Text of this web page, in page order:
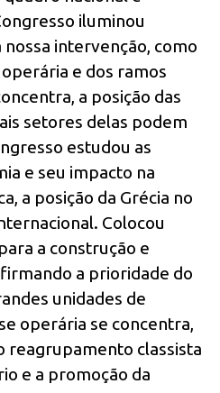
iluminou
intervenção, como
e dos ramos
a posição das
setores delas podem
estudou as
e seu impacto na
a posição da Grécia no
Colocou
a construção e
a prioridade do
unidades de
operária se concentra,
reagrupamento classista
e a promoção da